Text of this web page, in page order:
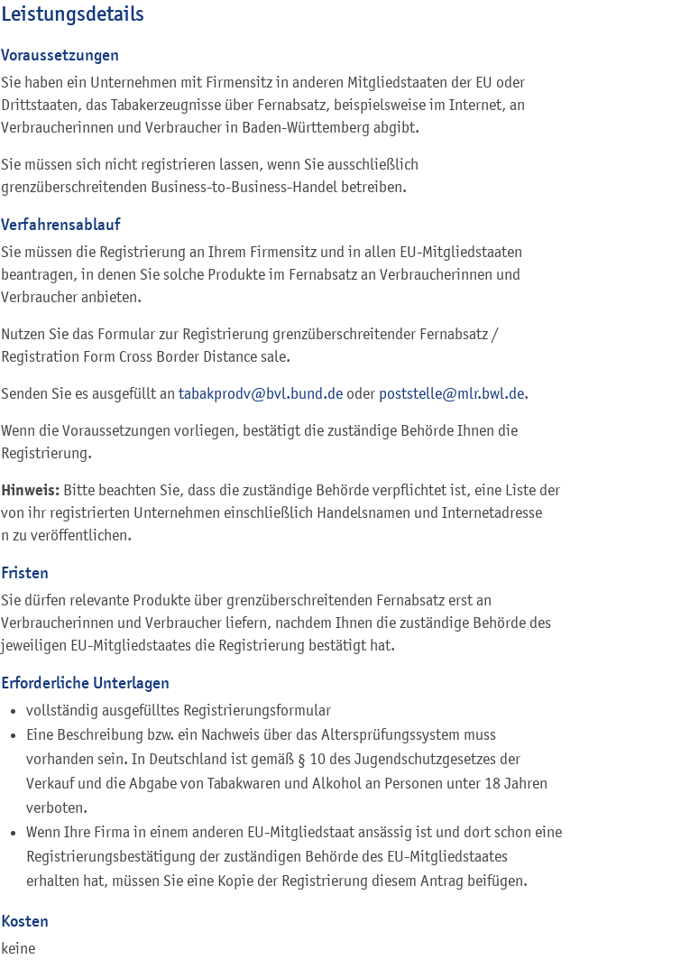
Leistungsdetails
Voraussetzungen
Sie haben ein Unternehmen mit Firmensitz in anderen Mitgliedstaaten der EU oder
Drittstaaten, das Tabakerzeugnisse über Fernabsatz, beispielsweise im Internet, an
Verbraucherinnen und Verbraucher in Baden-Württemberg abgibt.
Sie müssen sich nicht registrieren lassen, wenn Sie ausschließlich
grenzüberschreitenden Business-to-Business-Handel betreiben.
Verfahrensablauf
Sie müssen die Registrierung an Ihrem Firmensitz und in allen EU-Mitgliedstaaten
beantragen, in denen Sie solche Produkte im Fernabsatz an Verbraucherinnen und
Verbraucher anbieten.
Nutzen Sie das Formular zur Registrierung grenzüberschreitender Fernabsatz /
Registration Form Cross Border Distance sale.
Senden Sie es ausgefüllt an tabakprodv@bvl.bund.de oder poststelle@mlr.bwl.de.
Wenn die Voraussetzungen vorliegen, bestätigt die zuständige Behörde Ihnen die
Registrierung.
Hinweis: Bitte beachten Sie, dass die zuständige Behörde verpflichtet ist, eine Liste der
von ihr registrierten Unternehmen einschließlich Handelsnamen und Internetadresse
n zu veröffentlichen.
Fristen
Sie dürfen relevante Produkte über grenzüberschreitenden Fernabsatz erst an
Verbraucherinnen und Verbraucher liefern, nachdem Ihnen die zuständige Behörde des
jeweiligen EU-Mitgliedstaates die Registrierung bestätigt hat.
Erforderliche Unterlagen
vollständig ausgefülltes Registrierungsformular
Eine Beschreibung bzw. ein Nachweis über das Altersprüfungssystem muss
vorhanden sein. In Deutschland ist gemäß § 10 des Jugendschutzgesetzes der
Verkauf und die Abgabe von Tabakwaren und Alkohol an Personen unter 18 Jahren
verboten.
Wenn Ihre Firma in einem anderen EU-Mitgliedstaat ansässig ist und dort schon eine
Registrierungsbestätigung der zuständigen Behörde des EU-Mitgliedstaates
erhalten hat, müssen Sie eine Kopie der Registrierung diesem Antrag beifügen.
Kosten
keine